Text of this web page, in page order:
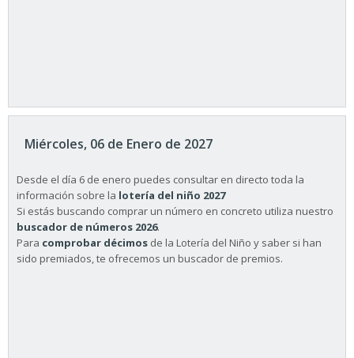
Miércoles, 06 de Enero de 2027
Desde el día 6 de enero puedes consultar en directo toda la
información sobre la lotería del niño 2027
Si estás buscando comprar un número en concreto utiliza nuestro
buscador de números 2026.
Para comprobar décimos de la Lotería del Niño y saber si han
sido premiados, te ofrecemos un buscador de premios.